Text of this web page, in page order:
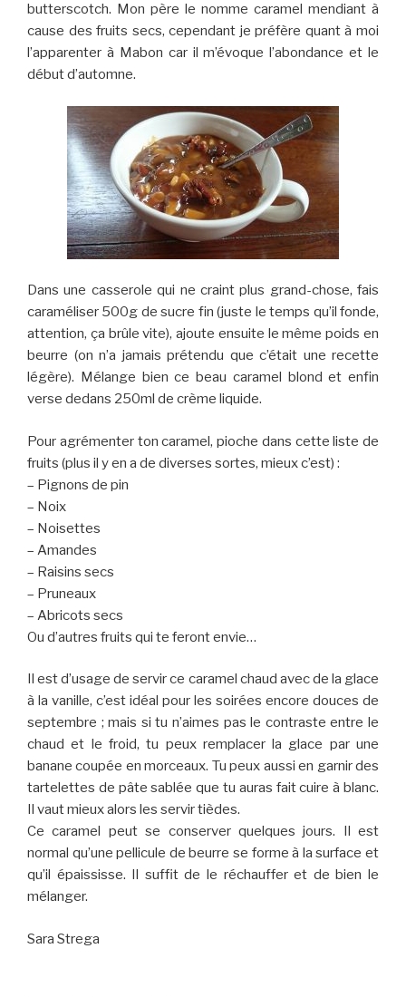
butterscotch. Mon père le nomme caramel mendiant à
cause des fruits secs, cependant je préfère quant à moi
l’apparenter à Mabon car il m’évoque l’abondance et le
début d’automne.
Dans une casserole qui ne craint plus grand-chose, fais
caraméliser 500g de sucre fin (juste le temps qu’il fonde,
attention, ça brûle vite), ajoute ensuite le même poids en
beurre (on n’a jamais prétendu que c’était une recette
légère). Mélange bien ce beau caramel blond et enfin
verse dedans 250ml de crème liquide.
Pour agrémenter ton caramel, pioche dans cette liste de
fruits (plus il y en a de diverses sortes, mieux c’est) :
– Pignons de pin
– Noix
– Noisettes
– Amandes
– Raisins secs
– Pruneaux
– Abricots secs
Ou d’autres fruits qui te feront envie…
Il est d’usage de servir ce caramel chaud avec de la glace
à la vanille, c’est idéal pour les soirées encore douces de
septembre ; mais si tu n’aimes pas le contraste entre le
chaud et le froid, tu peux remplacer la glace par une
banane coupée en morceaux. Tu peux aussi en garnir des
tartelettes de pâte sablée que tu auras fait cuire à blanc.
Il vaut mieux alors les servir tièdes.
Ce caramel peut se conserver quelques jours. Il est
normal qu’une pellicule de beurre se forme à la surface et
qu’il épaississe. Il suffit de le réchauffer et de bien le
mélanger.
Sara Strega